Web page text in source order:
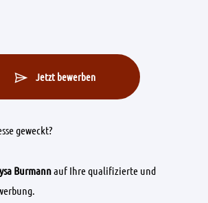
Jetzt bewerben
geweckt?
Burmannauf Ihre qualifizierte und